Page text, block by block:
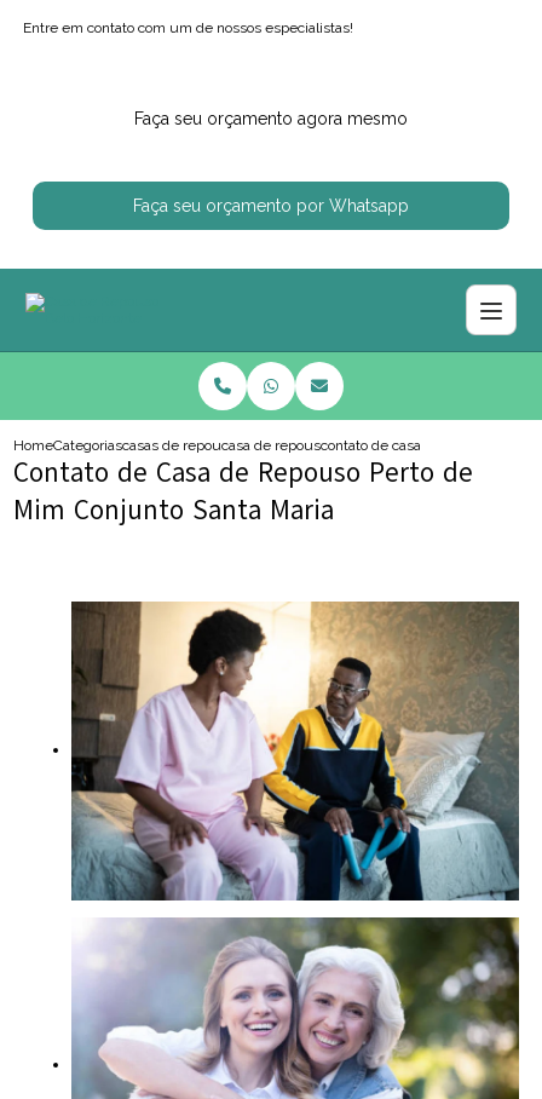
Entre em contato com um de nossos especialistas!
Faça seu orçamento agora mesmo
Faça seu orçamento por Whatsapp
HomeCategoriascasas de repousocasa de repouso perto de mim
contato de casa de repouso
Contato de Casa de Repouso Perto de
Mim Conjunto Santa Maria